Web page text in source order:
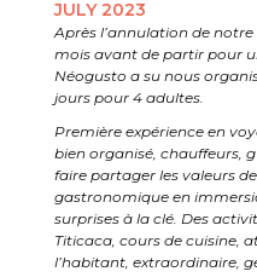
JULY 2023
Après l’annulation de
mois avant de partir pour
Néogusto a su nous
jours pour 4 adultes.
Première expérience en
bien organisé, chauffeurs,
faire partager les valeurs
gastronomique en
surprises à la clé. Des
Titicaca, cours de cuisine,
l’habitant, extraordinaire,